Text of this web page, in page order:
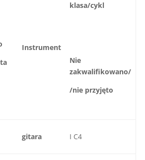
Instrument
klasa/cykl
Nie
zakwalifikowano/
/nie przyjęto
gitara I C4